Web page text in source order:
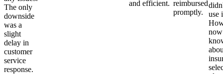
The only
downside
was a
slight
delay in
customer
service
response.
and efficient. reimbursed
promptly.
use